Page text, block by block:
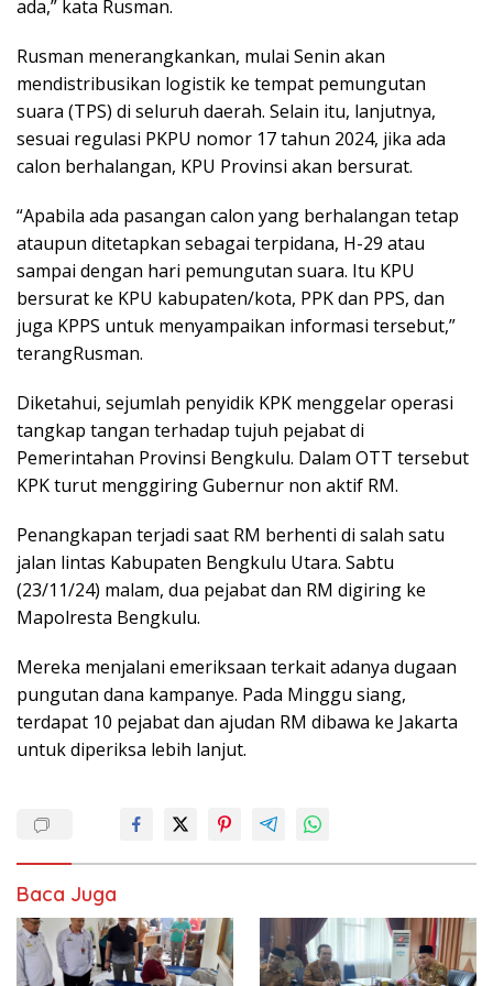
ada,” kata Rusman.​
Rusman menerangkankan, mulai Senin akan
mendistribusikan logistik ke tempat pemungutan
suara (TPS) di seluruh daerah. Selain itu, lanjutnya,
sesuai regulasi PKPU nomor 17 tahun 2024, jika ada
calon berhalangan, KPU Provinsi akan bersurat.
“Apabila ada pasangan calon yang berhalangan tetap
ataupun ditetapkan sebagai terpidana, H-29 atau
sampai dengan hari pemungutan suara. Itu KPU
bersurat ke KPU kabupaten/kota, PPK dan PPS, dan
juga KPPS untuk menyampaikan informasi tersebut,”
terangRusman.
Diketahui, sejumlah penyidik KPK menggelar operasi
tangkap tangan terhadap tujuh pejabat di
Pemerintahan Provinsi Bengkulu. Dalam OTT tersebut
KPK turut menggiring Gubernur non aktif RM.
Penangkapan terjadi saat RM berhenti di salah satu
jalan lintas Kabupaten Bengkulu Utara. Sabtu
(23/11/24) malam, dua pejabat dan RM digiring ke
Mapolresta Bengkulu.
Mereka menjalani emeriksaan terkait adanya dugaan
pungutan dana kampanye. Pada Minggu siang,
terdapat 10 pejabat dan ajudan RM dibawa ke Jakarta
untuk diperiksa lebih lanjut.
Baca Juga